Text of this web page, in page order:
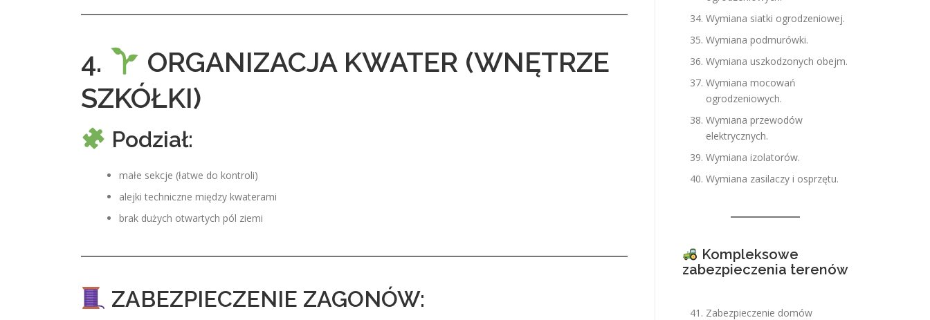
4.
ORGANIZACJA KWATER (WNĘTRZE
SZKÓŁKI)
Podział:
małe sekcje (łatwe do kontroli)
alejki techniczne między kwaterami
brak dużych otwartych pól ziemi
ZABEZPIECZENIE ZAGONÓW:
Wymiana siatki ogrodzeniowej.
Wymiana podmurówki.
Wymiana uszkodzonych obejm.
Wymiana mocowań
ogrodzeniowych.
Wymiana przewodów
elektrycznych.
Wymiana izolatorów.
Wymiana zasilaczy i osprzętu.
Kompleksowe
zabezpieczenia terenów
Zabezpieczenie domów